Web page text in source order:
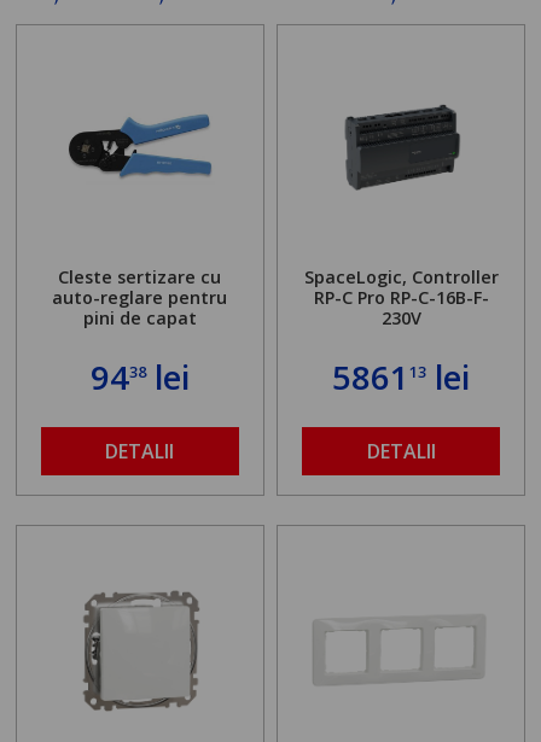
Cleste sertizare cu
auto-reglare pentru
pini de capat
9438lei
DETALII
SpaceLogic, Controller
RP-C Pro RP-C-16B-F-
230V
586113 lei
DETALII